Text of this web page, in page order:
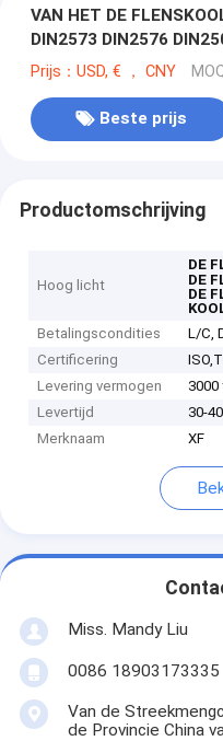
VAN HET DE
DIN2573 DIN2576
Prijs：USD, € ， CNY
Beste prijs
Productomschrijving
Hoog licht
DE
DE
DE
Betalingscondities
L/C,
Certificering
Levering vermogen
Levertijd
30-
Merknaam
XF
Miss. Mandy Liu
0086 18903173335
Van de
de Provincie China